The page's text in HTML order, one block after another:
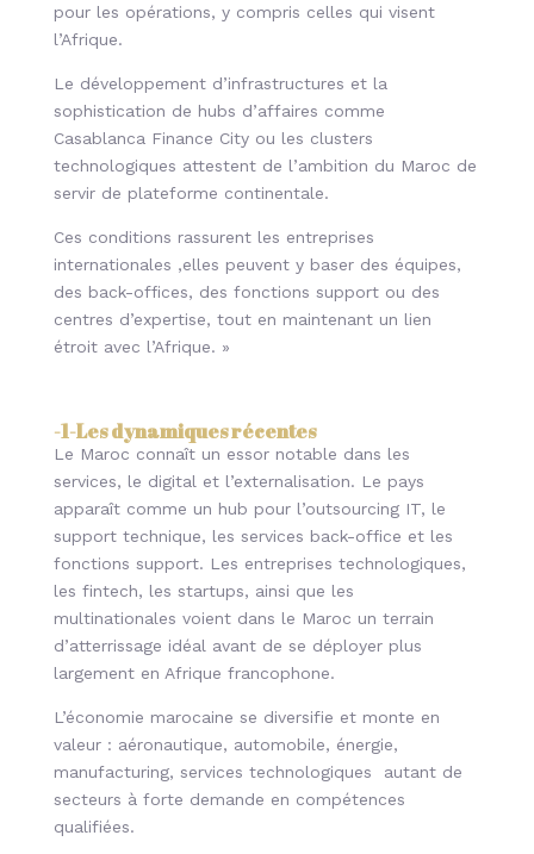
pour les opérations, y compris celles qui visent
l’Afrique.
Le développement d’infrastructures et la
sophistication de hubs d’affaires comme
Casablanca Finance City ou les clusters
technologiques attestent de l’ambition du Maroc de
servir de plateforme continentale.
Ces conditions rassurent les entreprises
internationales ,elles peuvent y baser des équipes,
des back-offices, des fonctions support ou des
centres d’expertise, tout en maintenant un lien
étroit avec l’Afrique. »
-1-Les dynamiques récentes
Le Maroc connaît un essor notable dans les
services, le digital et l’externalisation. Le pays
apparaît comme un hub pour l’outsourcing IT, le
support technique, les services back-office et les
fonctions support. Les entreprises technologiques,
les fintech, les startups, ainsi que les
multinationales voient dans le Maroc un terrain
d’atterrissage idéal avant de se déployer plus
largement en Afrique francophone.
L’économie marocaine se diversifie et monte en
valeur : aéronautique, automobile, énergie,
manufacturing, services technologiques autant de
secteurs à forte demande en compétences
qualifiées.